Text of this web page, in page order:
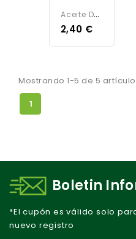
A
Ceite De Oliva Virgen Extra 250Ml - Selección
2,40 €
Mostrando 1-5 de 5
1
Boletin
*El cupón es válido solo
nuevo registro